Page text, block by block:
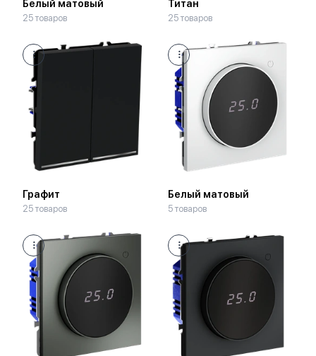
Белый матовый
25 товаров
Титан
25 товаров
Графит
25 товаров
Белый матовый
5 товаров